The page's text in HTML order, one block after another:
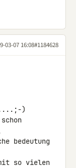
03-07 16:08#1184628
)
bedeutung
so vielen